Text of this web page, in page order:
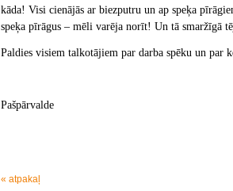
kāda! Visi cienājās ar biezputru un ap speķa
speķa pīrāgus – mēli varēja norīt! Un tā smaržīgā
Paldies visiem talkotājiem par darba spēku un par
Pašpārvalde
« atpakaļ